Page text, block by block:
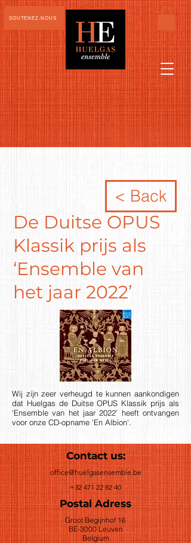
SOUTENEZ-NOUS
< Back
De Duitse OPUS
Klassik prijs als
‘Ensemble van
het jaar 2022’
Wij zijn zeer verheugd te kunnen aankondigen
dat Huelgas de Duitse OPUS Klassik prijs als
‘Ensemble van het jaar 2022’ heeft ontvangen
voor onze CD-opname 'En Albion'.
Contact us:
office@huelgasensemble.be
+32 471 22 82 40
Postal Adress
Groot Begijnhof 16
BE-3000 Leuven
Belgium